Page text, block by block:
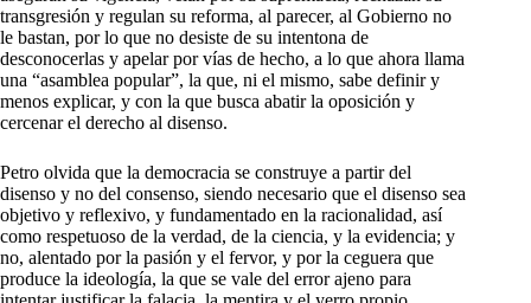
transgresión y regulan su reforma, al parecer, al Gobierno no
le bastan, por lo que no desiste de su intentona de
desconocerlas y apelar por vías de hecho, a lo que ahora llama
una “asamblea popular”, la que, ni el mismo, sabe definir y
menos explicar, y con la que busca abatir la oposición y
cercenar el derecho al disenso.
Petro olvida que la democracia se construye a partir del
disenso y no del consenso, siendo necesario que el disenso sea
objetivo y reflexivo, y fundamentado en la racionalidad, así
como respetuoso de la verdad, de la ciencia, y la evidencia; y
no, alentado por la pasión y el fervor, y por la ceguera que
produce la ideología, la que se vale del error ajeno para